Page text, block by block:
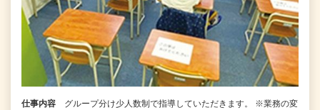
仕事内容
グループ分け少人数制で指導していただきます。 ※業務の変